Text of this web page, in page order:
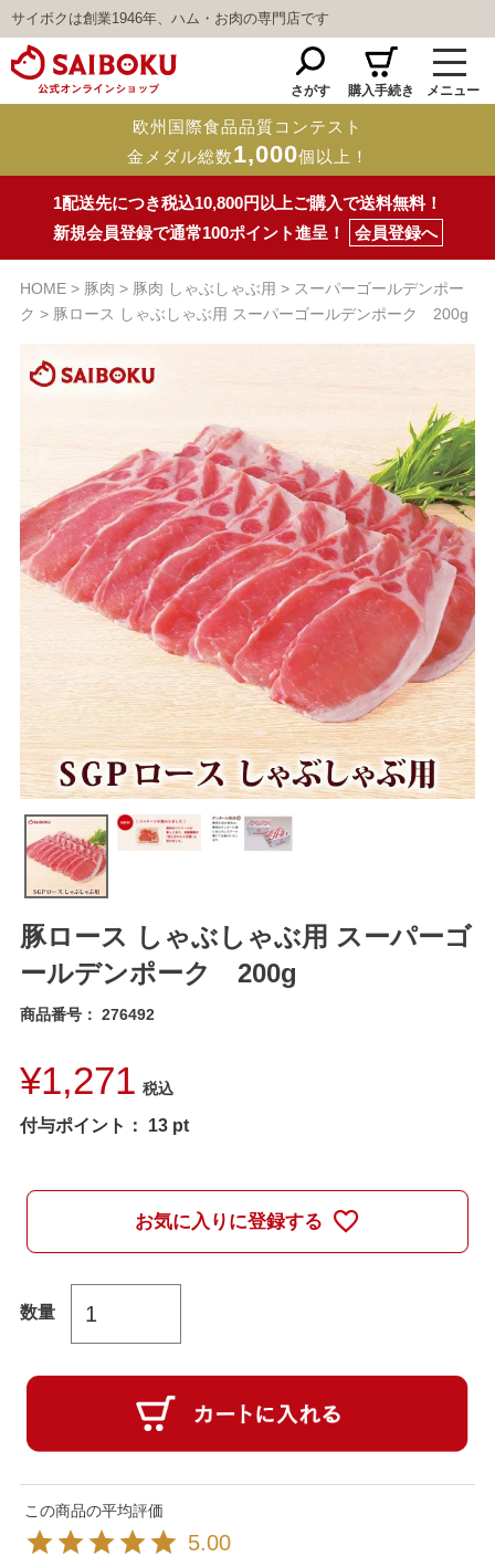
サイボクは創業1946年、ハム・お肉の専門店です
さがす 購入手続き メニュー
欧州国際食品品質コンテスト
金メダル総数1,000個以上！
1配送先につき税込10,800円以上ご購入で送料無料！
新規会員登録で通常100ポイント進呈！
会員登録へ
HOME 豚肉 豚肉 しゃぶしゃぶ用
スーパーゴールデンポー
ク
豚ロース しゃぶしゃぶ用 スーパーゴールデンポーク 200g
豚ロース しゃぶしゃぶ用 スーパーゴ
ールデンポーク 200g
商品番号 276492
¥1,271 税込
付与ポイント： 13 pt
お気に入りに登録する
5.00